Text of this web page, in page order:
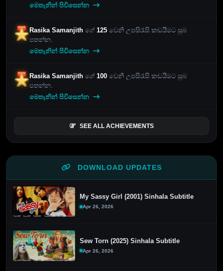
මෙතැනින් පිවිසෙන්න
Rasika Samanjithගේ125 වෙනි උපසිරැසි කඩයීමට සුබ
පතන්න.
මෙතැනින් පිවිසෙන්න
Rasika Samanjithගේ100 වෙනි උපසිරැසි කඩයීමට සුබ
පතන්න.
මෙතැනින් පිවිසෙන්න
SEE ALL ACHIEVEMENTS
DOWNLOAD UPDATES
My Sassy Girl (2001) Sinhala Subtitle
Apr 26, 2026
Sew Torn (2025) Sinhala Subtitle
Apr 26, 2026